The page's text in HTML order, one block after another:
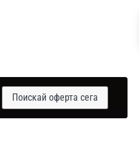
Поискай оферта сега